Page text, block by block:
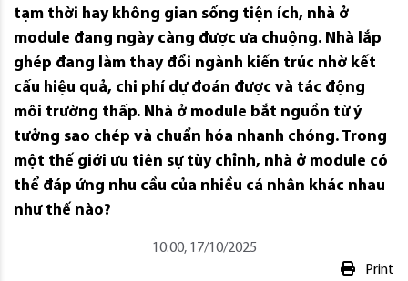
tạm thời hay không gian sống tiện ích, nhà ở
module đang ngày càng được ưa chuộng. Nhà lắp
ghép đang làm thay đổi ngành kiến ​​trúc nhờ kết
cấu hiệu quả, chi phí dự đoán được và tác động
môi trường thấp. Nhà ở module bắt nguồn từ ý
tưởng sao chép và chuẩn hóa nhanh chóng. Trong
một thế giới ưu tiên sự tùy chỉnh, nhà ở module có
thể đáp ứng nhu cầu của nhiều cá nhân khác nhau
như thế nào?
10:00, 17/10/2025
Print